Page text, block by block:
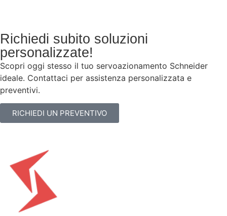
Richiedi subito soluzioni
personalizzate!
Scopri oggi stesso il tuo servoazionamento Schneider
ideale. Contattaci per assistenza personalizzata e
preventivi.
RICHIEDI UN PREVENTIVO